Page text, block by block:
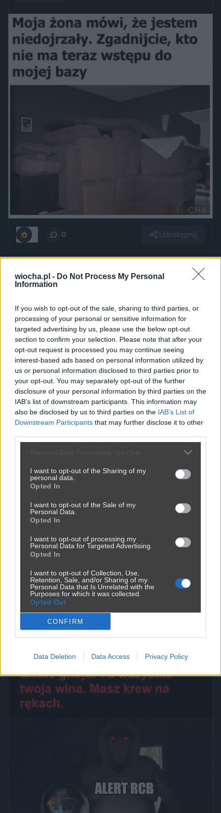
wiocha.pl - Do Not Process My Personal
Information
If you wish to opt-out of the sale, sharing to third parties, or
processing of your personal or sensitive information for
targeted advertising by us, please use the below opt-out
section to confirm your selection. Please note that after your
opt-out request is processed you may continue seeing
interest-based ads based on personal information utilized by
us or personal information disclosed to third parties prior to
your opt-out. You may separately opt-out of the further
disclosure of your personal information by third parties on the
IAB’s list of downstream participants. This information may
also be disclosed by us to third parties on the IAB’s List of
Downstream Participants that may further disclose it to other
Personal Data Processing Opt Outs
I want to opt-out of the Sharing of my
personal data.
Opted In
I want to opt-out of the Sale of my
Personal Data.
Opted In
I want to opt-out of processing my
Personal Data for Targeted Advertising.
Opted In
I want to opt-out of Collection, Use,
Retention, Sale, and/or Sharing of my
Personal Data that Is Unrelated with the
Purposes for which it was collected.
Opted Out
CONFIRM
Data Deletion Data Access Privacy Policy
0 Udostępnij
Pechowy finał wieszania telewizora ze
przezchuby1990— 1 godzina temu wgrane.pl
😂 Śmieszne
#telewizora
👁️
Tresci dla zalogowanych
Zaloguj się, aby wyświetlić te treści
Zaloguj się
0 1 Udostępnij
Masz krew na rękach
chuby1990
Kategoria: 😂Śmieszne Tagi: #mem #rodzina
#komputer
#burza
#rcb